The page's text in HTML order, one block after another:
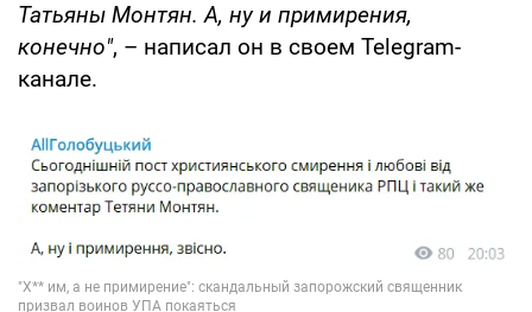
Татьяны Монтян. А, ну и примирения,
конечно", – написал он в своем Telegram-
канале.